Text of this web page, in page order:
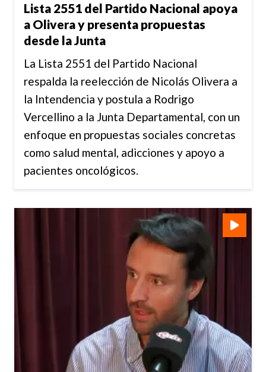
Lista 2551 del Partido Nacional apoya
a Olivera y presenta propuestas
desde la Junta
La Lista 2551 del Partido Nacional
respalda la reelección de Nicolás Olivera a
la Intendencia y postula a Rodrigo
Vercellino a la Junta Departamental, con un
enfoque en propuestas sociales concretas
como salud mental, adicciones y apoyo a
pacientes oncológicos.